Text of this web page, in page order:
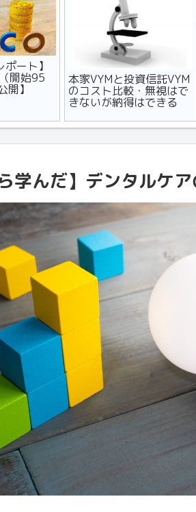
住民専用
ット7選&
【断捨離】ミニ財布を使
いこなすためのカード厳
選術【具体例つきで紹
介】
学んだ】デンタルケ